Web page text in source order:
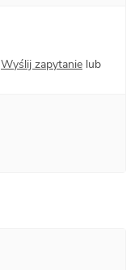
Wyślij zapytanie lub